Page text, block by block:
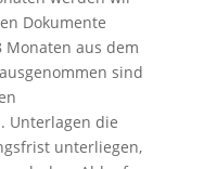
Dokumente
Monaten aus dem
sind
Unterlagen die
unterliegen,